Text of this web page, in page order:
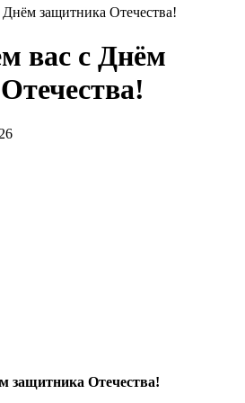
Днём защитника Отечества!
вас с Днём
защитника Отечества!